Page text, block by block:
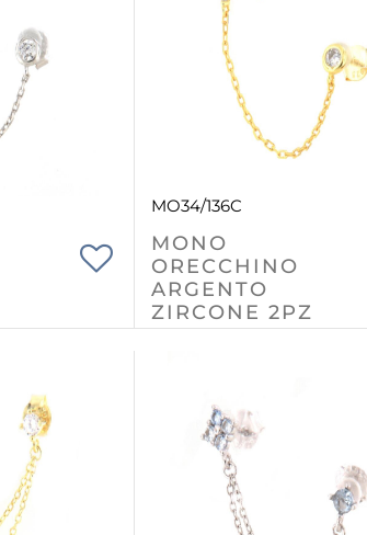
MO34/136C
MONO
ORECCHINO
ARGENTO
ZIRCONE 2PZ